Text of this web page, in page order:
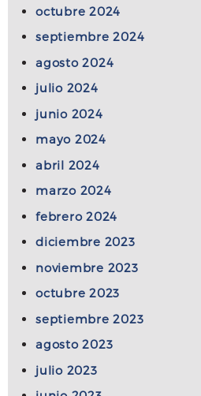
octubre 2024
septiembre 2024
agosto 2024
julio 2024
junio 2024
mayo 2024
abril 2024
marzo 2024
febrero 2024
diciembre 2023
noviembre 2023
octubre 2023
septiembre 2023
agosto 2023
julio 2023